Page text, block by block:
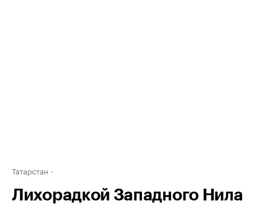
Татарстан
Лихорадкой Западного Нила